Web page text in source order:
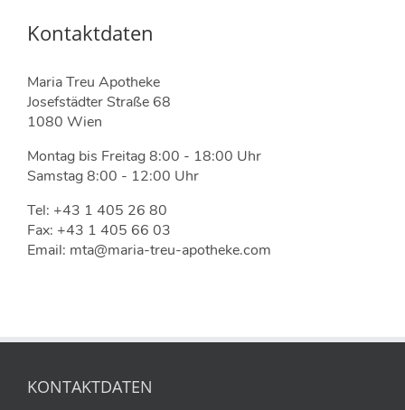
Kontaktdaten
Maria Treu Apotheke
Josefstädter Straße 68
1080 Wien
Montag bis Freitag 8:00 - 18:00 Uhr
Samstag 8:00 - 12:00 Uhr
Tel: +43 1 405 26 80
Fax: +43 1 405 66 03
Email: mta@maria-treu-apotheke.com
KONTAKTDATEN